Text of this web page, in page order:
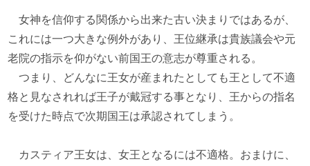
女神を信仰する関係から出来た古い決まりではあるが、
これには一つ大きな例外があり、王位継承は貴族議会や元
老院の指示を仰がない前国王の意志が尊重される。
つまり、どんなに王女が産まれたとしても王として不適
格と見なされれば王子が戴冠する事となり、王からの指名
を受けた時点で次期国王は承認されてしまう。
カスティア王女は、女王となるには不適格。おまけに、